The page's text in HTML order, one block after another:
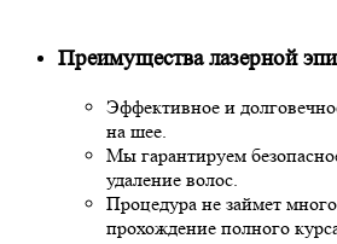
Преимущества лазерной
Эффективное и
на шее.
Мы гарантируем
удаление волос.
Процедура не займет
прохождение полного